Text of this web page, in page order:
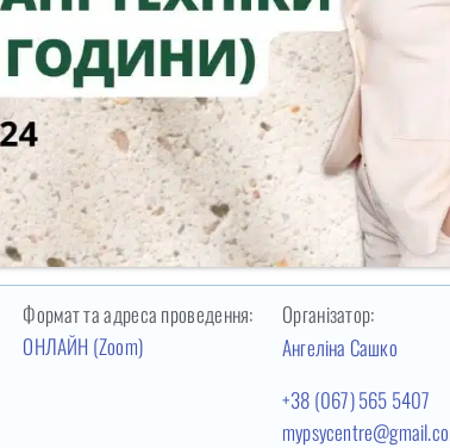
Формат та адреса проведення:
ОНЛАЙН (Zoom)
Організатор:
Ангеліна Сашко
+38 (067) 565 5407